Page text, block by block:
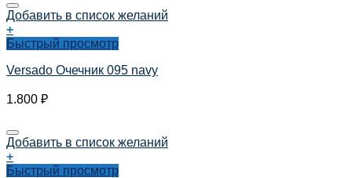
Добавить в список желаний
+
Быстрый просмотр
Versado Очечник 095 navy
1.800 ₽
Добавить в список желаний
+
Быстрый просмотр